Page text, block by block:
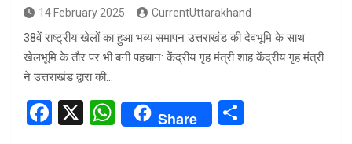
14 February 2025 CurrentUttarakhand
38वें राष्ट्रीय खेलों का हुआ भव्य समापन उत्तराखंड की देवभूमि के साथ
खेलभूमि के तौर पर भी बनी पहचान: केंद्रीय गृह मंत्री शाह केंद्रीय गृह मंत्री
ने उत्तराखंड द्वारा की…
F
X
W
Share